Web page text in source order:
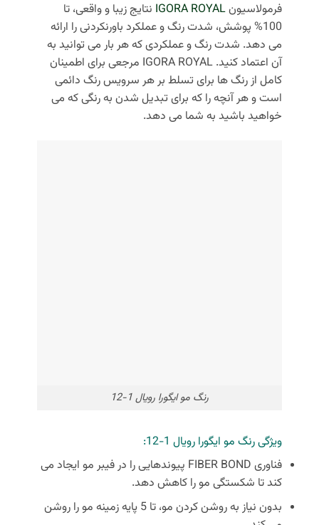
فرمولاسیونIGORA ROYAL نتایج زیبا و واقعی، تا
100% پوشش، شدت رنگ و عملکرد باورنکردنی را ارائه
می دهد. شدت رنگ و عملکردی که هر بار می توانید به
آن اعتماد کنید.
IGORA ROYAL مرجعی برای اطمینان
کامل از رنگ ها برای تسلط بر هر سرویس رنگ دائمی
است و هر آنچه را که برای تبدیل شدن به رنگی که می
خواهید باشید به شما می دهد.
رنگ مو ایگورا رویال 1-12
ویژگی رنگ مو ایگورا رویال 1-12:
فناوری FIBER BOND پیوندهایی را در فیبر مو ایجاد می
کند تا شکستگی مو را کاهش دهد.
بدون نیاز به روشن کردن مو، تا 5 پایه زمینه مو را روشن